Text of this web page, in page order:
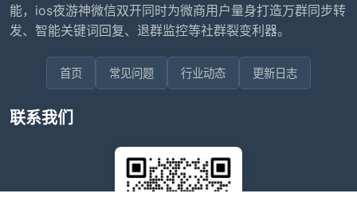
能，ios夜游神微信双开同时为微商用户量身打造万群同步转
发、智能关键词回复、退群监控等社群裂变利器。
首页 常见问题 行业动态 更新日志
联系我们